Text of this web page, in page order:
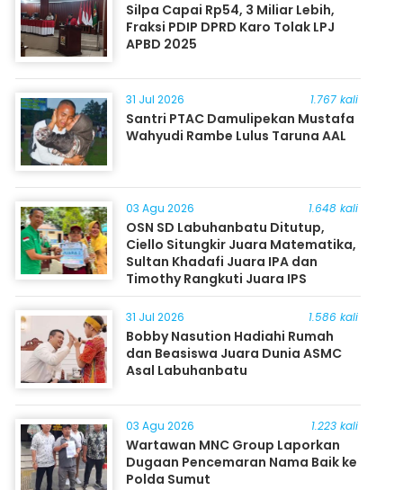
Silpa Capai Rp54, 3 Miliar Lebih,
Fraksi PDIP DPRD Karo Tolak LPJ
APBD 2025
31 Jul 2026 1.767 kali
Santri PTAC Damulipekan Mustafa
Wahyudi Rambe Lulus Taruna AAL
03 Agu 2026 1.648 kali
OSN SD Labuhanbatu Ditutup,
Ciello Situngkir Juara Matematika,
Sultan Khadafi Juara IPA dan
Timothy Rangkuti Juara IPS
31 Jul 2026 1.586 kali
Bobby Nasution Hadiahi Rumah
dan Beasiswa Juara Dunia ASMC
Asal Labuhanbatu
03 Agu 2026 1.223 kali
Wartawan MNC Group Laporkan
Dugaan Pencemaran Nama Baik ke
Polda Sumut